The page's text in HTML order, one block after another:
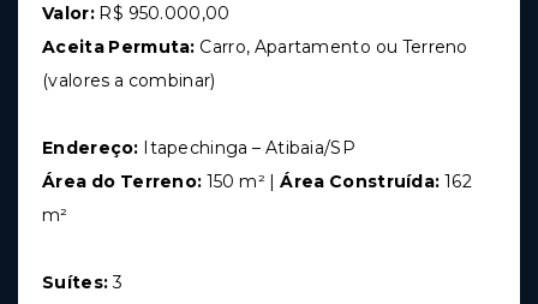
Valor:R$ 950.000,00
Aceita Permuta: Carro, Apartamento ou Terreno
(valores a combinar)
Endereço: Itapechinga – Atibaia/SP
Área do Terreno: 150 m² |Área Construída: 162
m²
Suítes:3